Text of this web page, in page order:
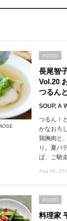
長尾智
Vol.20
つるん
SOUP, A
つるん！
かなおろ
鶏胸肉と
り。夏バ
ば、ご馳
Aug 08,
FOOD
料理家
FOOD